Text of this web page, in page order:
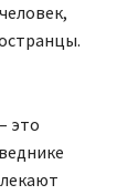
это